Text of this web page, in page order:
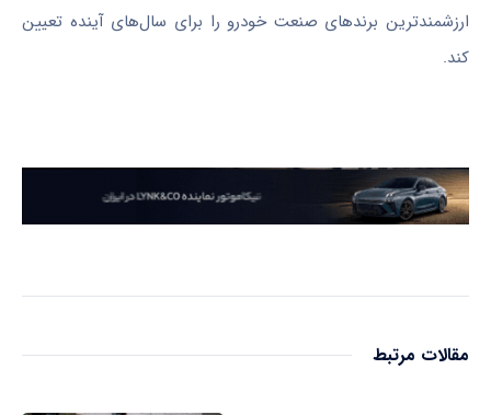
ارزشمندترین برندهای صنعت خودرو را برای سال‌های آینده تعیین
کند.
مقالات مرتبط